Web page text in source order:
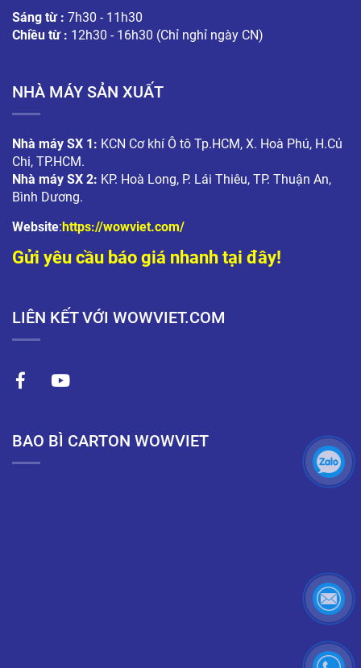
Sáng từ : 7h30 - 11h30
Chiều từ : 12h30 - 16h30 (Chỉ nghỉ ngày CN)
NHÀ MÁY SẢN XUẤT
Nhà máy SX 1: KCN Cơ khí Ô tô Tp.HCM, X. Hoà Phú, H.Củ
Chi, TP.HCM.
Nhà máy SX 2: KP. Hoà Long, P. Lái Thiêu, TP. Thuận An,
Bình Dương.
Website:https://wowviet.com/
Gửi yêu cầu báo giá nhanh tại đây!
LIÊN KẾT VỚI WOWVIET.COM
BAO BÌ CARTON WOWVIET